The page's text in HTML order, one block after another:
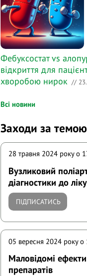
Фебуксостат vs
відкриття для
хворобою нирок //
Всі новини
Заходи за темою
28 травня 2024 року o
Вузликовий
діагностики до
ПІДПИСАТИСЬ
05 вересня 2024 року o
Маловідомі
препаратів